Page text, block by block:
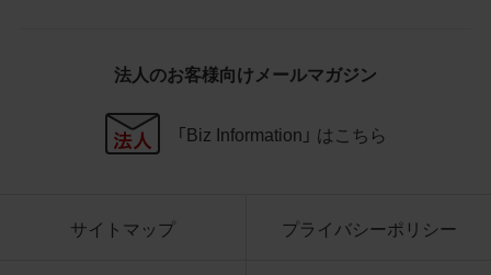
当社の商品であることを特定できる
商品写真データに著作権表示、ラベ
ル、商標その他のマークがある場合、
ページ以外のサイトとのリンクとし
て利用しないこと
法人のお客様向けメールマガジン
「Biz Information」 はこちら
サイトマップ プライバシーポリシー